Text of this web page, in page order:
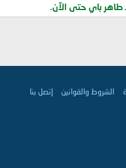
باي حتى الآن.
الشروط والقوانين إتصل بنا